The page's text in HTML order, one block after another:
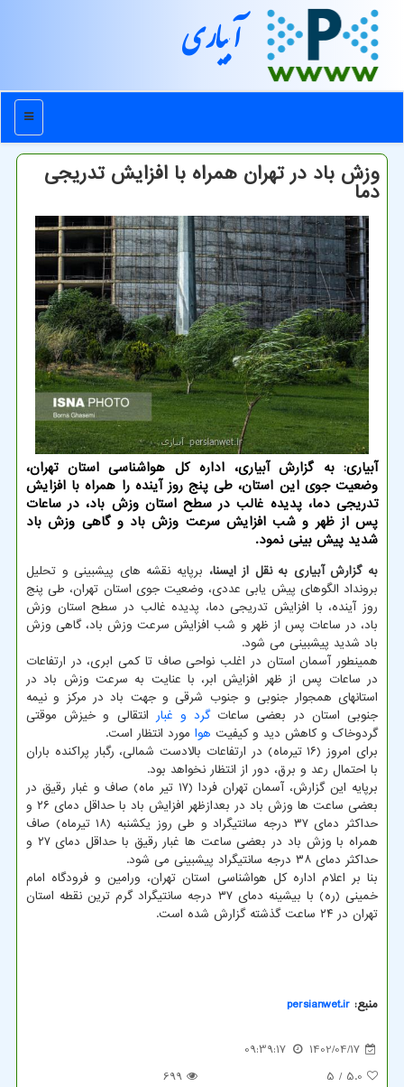
آبیاری
منو
وزش باد در تهران همراه با افزایش تدریجی
دما
آبیاری: به گزارش آبیاری، اداره کل هواشناسی استان تهران،
وضعیت جوی این استان، طی پنج روز آینده را همراه با افزایش
تدریجی دما، پدیده غالب در سطح استان وزش باد، در ساعات
پس از ظهر و شب افزایش سرعت وزش باد و گاهی وزش باد
شدید پیش بینی نمود.
به گزارش آبیاری به نقل از ایسنا، برپایه نقشه های پیشبینی و تحلیل
برونداد الگوهای پیش یابی عددی، وضعیت جوی استان تهران، طی پنج
روز آینده، با افزایش تدریجی دما، پدیده غالب در سطح استان وزش
باد، در ساعات پس از ظهر و شب افزایش سرعت وزش باد، گاهی وزش
باد شدید پیشبینی می شود.
همینطور آسمان استان در اغلب نواحی صاف تا کمی ابری، در ارتفاعات
در ساعات پس از ظهر افزایش ابر، با عنایت به سرعت وزش باد در
استانهای همجوار جنوبی و جنوب شرقی و جهت باد در مرکز و نیمه
جنوبی استان در بعضی ساعاتگرد و غبار انتقالی و خیزش موقتی
گردوخاک و کاهش دید و کیفیت هوا مورد انتظار است.
برای امروز (۱۶ تیرماه) در ارتفاعات بالادست شمالی، رگبار پراکنده باران
با احتمال رعد و برق، دور از انتظار نخواهد بود.
برپایه این گزارش، آسمان تهران فردا (۱۷ تیر ماه) صاف و غبار رقیق در
بعضی ساعت ها وزش باد در بعدازظهر افزایش باد با حداقل دمای ۲۶ و
حداکثر دمای ۳۷ درجه سانتیگراد و طی روز یکشنبه (۱۸ تیرماه) صاف
همراه با وزش باد در بعضی ساعت ها غبار رقیق با حداقل دمای ۲۷ و
حداکثر دمای ۳۸ درجه سانتیگراد پیشبینی می شود.
بنا بر اعلام اداره کل هواشناسی استان تهران، ورامین و فرودگاه امام
خمینی (ره) با بیشینه دمای ۳۷ درجه سانتیگراد گرم ترین نقطه استان
تهران در ۲۴ ساعت گذشته گزارش شده است.
منبع: persianwet.ir
1402/04/17
09:39:17
5.0
/ 5
699